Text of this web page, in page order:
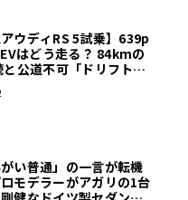
アウディRS 5試乗】639p
はどう走る？ 84kmの
と公道不可「ドリフトモ
LAB》
がい普通」の一言が転機
モデラーがアガリの1台